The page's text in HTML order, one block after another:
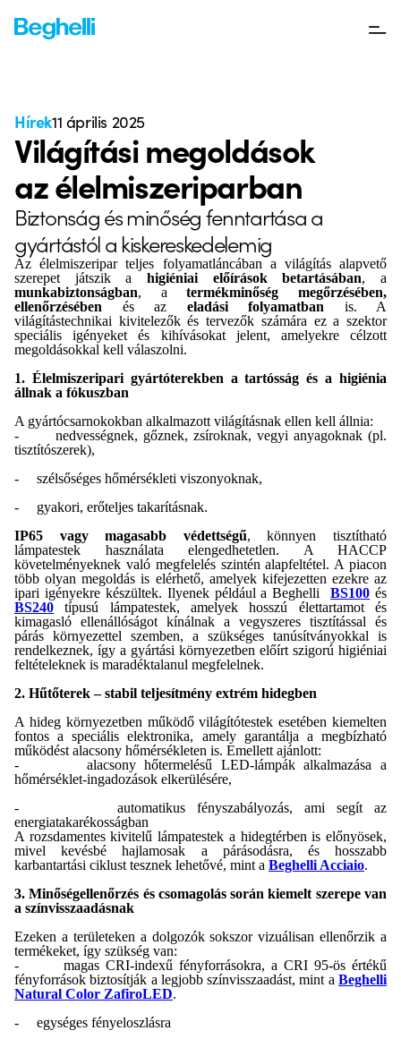
Hírek11 április 2025
Világítási megoldások
az élelmiszeriparban
Biztonság és minőség fenntartása a
gyártástól a kiskereskedelemig
Az élelmiszeripar teljes folyamatláncában a világítás alapvető
szerepet játszik a higiéniai előírások betartásában, a
munkabiztonságban, atermékminőség megőrzésében,
ellenőrzésében és az eladási folyamatban is. A
világítástechnikai kivitelezők és tervezők számára ez a szektor
speciális igényeket és kihívásokat jelent, amelyekre célzott
megoldásokkal kell válaszolni.
1. Élelmiszeripari gyártóterekben a tartósság és a higiénia
állnak a fókuszban
A gyártócsarnokokban alkalmazott világításnak ellen kell állnia:
-
nedvességnek, gőznek, zsíroknak, vegyi anyagoknak (pl.
tisztítószerek),
-
szélsőséges hőmérsékleti viszonyoknak,
-
gyakori, erőteljes takarításnak.
IP65 vagy magasabb védettségű, könnyen tisztítható
lámpatestek használata elengedhetetlen. A HACCP
követelményeknek való megfelelés szintén alapfeltétel. A piacon
több olyan megoldás is elérhető, amelyek kifejezetten ezekre az
ipari igényekre készültek. Ilyenek például aBeghelliBS100 és
BS240 típusú lámpatestek, amelyek hosszú élettartamot és
kimagasló ellenállóságot kínálnak a vegyszeres tisztítással és
párás környezettel szemben, a szükséges tanúsítványokkal is
rendelkeznek, így a gyártási környezetben előírt szigorú higiéniai
feltételeknek is maradéktalanul megfelelnek.
2. Hűtőterek – stabil teljesítmény extrém hidegben
A hideg környezetben működő világítótestek esetében kiemelten
fontos a speciális elektronika, amely garantálja a megbízható
működést alacsony hőmérsékleten is. Emellett ajánlott:
-
alacsony hőtermelésű LED-lámpák alkalmazása a
hőmérséklet-ingadozások elkerülésére,
-
automatikus fényszabályozás, ami segít az
energiatakarékosságban
A rozsdamentes kivitelű lámpatestek a hidegtérben is előnyösek,
mivel kevésbé hajlamosak a párásodásra, és hosszabb
karbantartási ciklust tesznek lehetővé, mint a Beghelli Acciaio.
3. Minőségellenőrzés és csomagolás során kiemelt szerepe van
a színvisszaadásnak
Ezeken a területeken a dolgozók sokszor vizuálisan ellenőrzik a
termékeket, így szükség van:
-
magas CRI-indexű fényforrásokra, a CRI 95-ös értékű
fényforrások biztosítják a legjobb színvisszaadást, mint a Beghelli
Natural Color ZafiroLED.
-
egységes fényeloszlásra